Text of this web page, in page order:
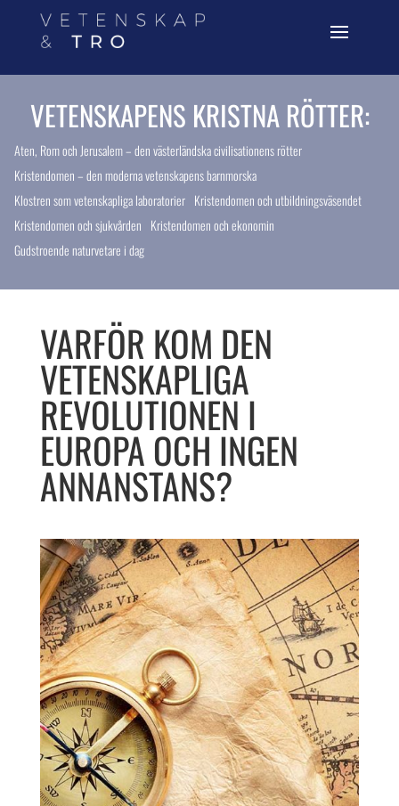
VETENSKAPENS KRISTNA RÖTTER:
Aten, Rom och Jerusalem – den västerländska civilisationens rötter
Kristendomen – den moderna vetenskapens barnmorska
Klostren som vetenskapliga laboratorier Kristendomen och utbildningsväsendet
Kristendomen och sjukvården Kristendomen och ekonomin
Gudstroende naturvetare i dag
VARFÖR KOM DEN
VETENSKAPLIGA
REVOLUTIONEN I
EUROPA OCH INGEN
ANNANSTANS?